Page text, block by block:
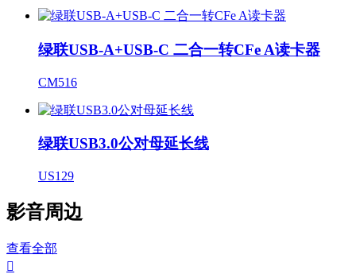
绿联USB-A+USB-C 二合一转CFe A读卡器
CM516
绿联USB3.0公对母延长线
US129
影音周边
查看全部
